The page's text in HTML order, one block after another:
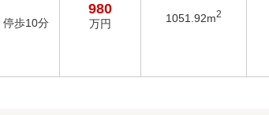
停歩10分
980
万円 1051.92m2